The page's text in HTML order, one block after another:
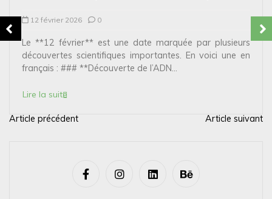
12 février 2026 0
Le **12 février** est une date marquée par plusieurs
découvertes scientifiques importantes. En voici une en
français : ### **Découverte de l’ADN...
Lire la suite
N
Article précédent Article suivant